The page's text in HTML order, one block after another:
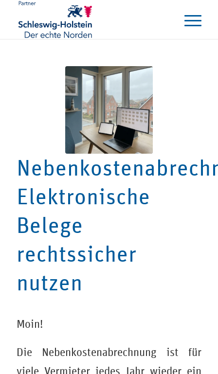
Elektronische
Belege
rechtssicher
nutzen
Moin!
Die Nebenkostenabrechnung ist für
viele Vermieter jedes Jahr wieder ein